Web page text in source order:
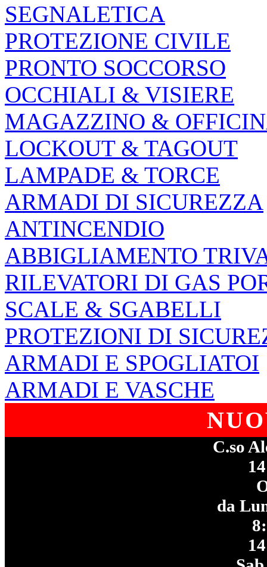
SEGNALETICA
PROTEZIONE CIVILE
PRONTO SOCCORSO
OCCHIALI & VISIERE
MAGAZZINO &
LOCKOUT & TAGOUT
LAMPADE & TORCE
ARMADI DI SICUREZZA
ANTINCENDIO
ABBIGLIAMENTO
RILEVATORI DI GAS
SCALE & SGABELLI
PROTEZIONI DI
ARMADI E SPOGLIATOI
ARMADI E VASCHE
C.so
da